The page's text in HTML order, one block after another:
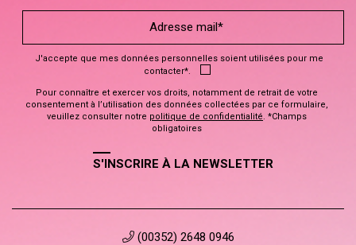
J'accepte que mes données personnelles soient utilisées pour me
contacter*.
Pour connaître et exercer vos droits, notamment de retrait de votre
consentement à l’utilisation des données collectées par ce formulaire,
veuillez consulter notre politique de confidentialité. *Champs
obligatoires
S'INSCRIRE À LA NEWSLETTER
(00352) 2648 0946